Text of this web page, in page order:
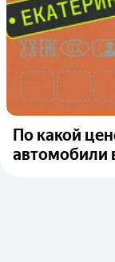
По какой
автомобили